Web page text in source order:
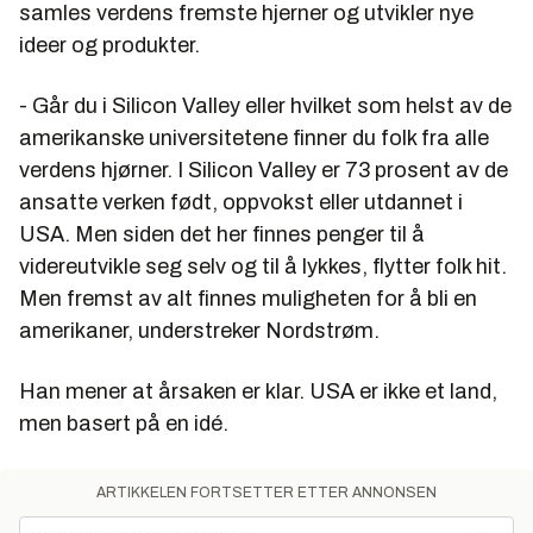
samles verdens fremste hjerner og utvikler nye
ideer og produkter.
- Går du i Silicon Valley eller hvilket som helst av de
amerikanske universitetene finner du folk fra alle
verdens hjørner. I Silicon Valley er 73 prosent av de
ansatte verken født, oppvokst eller utdannet i
USA. Men siden det her finnes penger til å
videreutvikle seg selv og til å lykkes, flytter folk hit.
Men fremst av alt finnes muligheten for å bli en
amerikaner, understreker Nordstrøm.
Han mener at årsaken er klar. USA er ikke et land,
men basert på en idé.
ARTIKKELEN FORTSETTER ETTER ANNONSEN